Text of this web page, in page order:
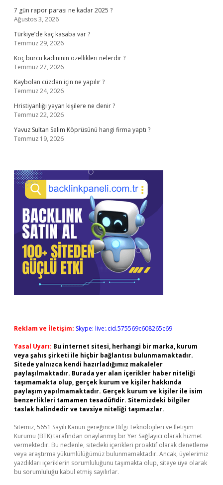
7 gün rapor parası ne kadar 2025 ?
Ağustos 3, 2026
Türkiye’de kaç kasaba var ?
Temmuz 29, 2026
Koç burcu kadınının özellikleri nelerdir ?
Temmuz 27, 2026
Kaybolan cüzdan için ne yapılır ?
Temmuz 24, 2026
Hristiyanlığı yayan kişilere ne denir ?
Temmuz 22, 2026
Yavuz Sultan Selim Köprüsünü hangi firma yaptı ?
Temmuz 19, 2026
Reklam ve İletişim: Skype: live:.cid.575569c608265c69
Yasal Uyarı: Bu internet sitesi, herhangi bir marka, kurum
veya şahıs şirketi ile hiçbir bağlantısı bulunmamaktadır.
Sitede yalnızca kendi hazırladığımız makaleler
paylaşılmaktadır. Burada yer alan içerikler haber niteliği
taşımamakta olup, gerçek kurum ve kişiler hakkında
paylaşım yapılmamaktadır. Gerçek kurum ve kişiler ile isim
benzerlikleri tamamen tesadüfidir. Sitemizdeki bilgiler
taslak halindedir ve tavsiye niteliği taşımazlar.
Sitemiz, 5651 Sayılı Kanun gereğince Bilgi Teknolojileri ve İletişim
Kurumu (BTK) tarafından onaylanmış bir Yer Sağlayıcı olarak hizmet
vermektedir. Bu nedenle, sitedeki içerikleri proaktif olarak denetleme
veya araştırma yükümlülüğümüz bulunmamaktadır. Ancak, üyelerimiz
yazdıkları içeriklerin sorumluluğunu taşımakta olup, siteye üye olarak
bu sorumluluğu kabul etmiş sayılırlar.